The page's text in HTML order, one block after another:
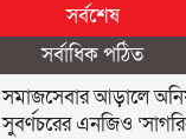
সর্বশেষ
সর্বাধিক পঠিত
সমাজসেবার আড়ালে
সুবর্ণচরের এনজিও